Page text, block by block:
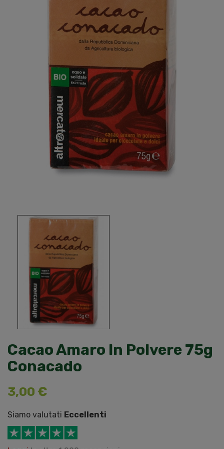
Cacao Amaro In Polvere 75g
Conacado
3,00 €
Siamo valutati Eccellenti